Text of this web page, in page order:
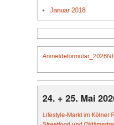
Januar 2018
24. + 25. Mai
Lifestyle-Markt im Kölner